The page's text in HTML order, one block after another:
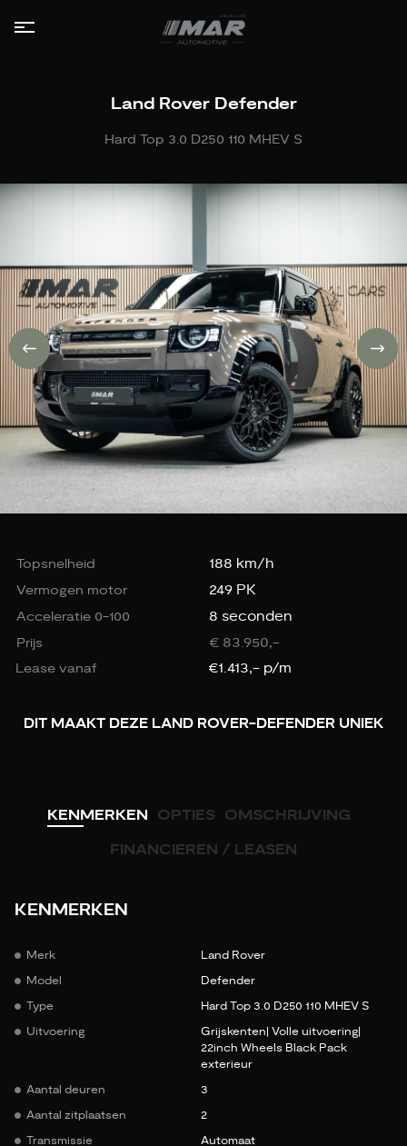
COLLECTIE
AANBOD
VERKOCHT
OVER
ONS
CONTACT
Land Rover Defender
Hard Top 3.0 D250 110 MHEV S
Topsnelheid 188 km/h
Vermogen motor 249 PK
Acceleratie 0-100 8 seconden
Prijs € 83.950,-
Lease vanaf €1.413,- p/m
DIT MAAKT DEZE LAND ROVER-DEFENDER UNIEK
KENMERKEN OPTIES OMSCHRIJVING
FINANCIEREN / LEASEN
KENMERKEN
Merk
Land Rover
Model
Defender
Type
Hard Top 3.0 D250 110 MHEV S
Uitvoering
Grijskenten| Volle uitvoering|
22inch Wheels Black Pack
exterieur
Aantal deuren
3
Aantal zitplaatsen
2
Transmissie
Automaat